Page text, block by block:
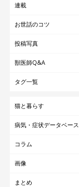
連載
お世話のコツ
投稿写真
獣医師Q&A
タグ一覧
猫と暮らす
病気・症状データベース
コラム
画像
まとめ